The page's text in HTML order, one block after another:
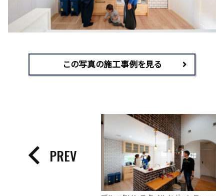
この写真の施工事例を見る
PREV